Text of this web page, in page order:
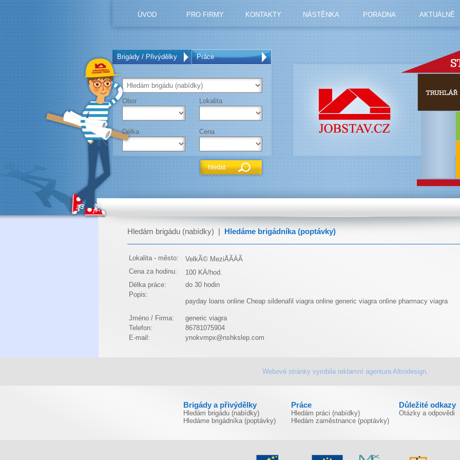
ÚVOD PRO FIRMY KONTAKTY NÁSTĚNKA PORADNA AKTUÁLNĚ
Brigády / Přivýdělky Práce
Obor Lokalita
Délka Cena
Hledám brigádu (nabídky) Hledáme brigádníka (poptávky)
Lokalita - město:
VelkÃ© MeziÅÃ­ÄÃ­
Cena za hodinu:
100 KÄ/hod.
Délka práce:
do 30 hodin
Popis:
payday loans online Cheap sildenafil viagra online generic viagra online pharmacy viagra
Jméno / Firma:
generic viagra
Telefon:
86781075904
E-mail:
ynokvmpx@nshkslep.com
Webové stránky vyrobila reklamní agenturaAltrodesign.
Brigády a přivýdělky
Hledám brigádu (nabídky)
Hledáme brigádníka (poptávky)
Práce
Hledám práci (nabídky)
Hledám zaměstnance (poptávky)
Důležité odkazy
Otázky a odpovědi